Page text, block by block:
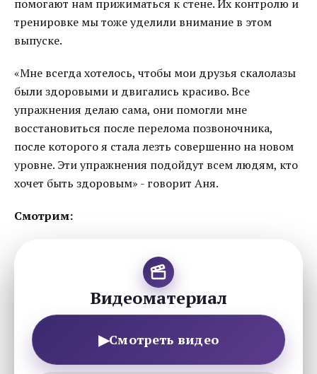
помогают нам прижиматься к стене. Их контролю и
тренировке мы тоже уделили внимание в этом
выпуске.
«Мне всегда хотелось, чтобы мои друзья скалолазы
были здоровыми и двигались красиво. Все
упражнения делаю сама, они помогли мне
восстановиться после перелома позвоночника,
после которого я стала лезть совершенно на новом
уровне. Эти упражнения подойдут всем людям, кто
хочет быть здоровым» - говорит Аня.
Смотрим:
Видеоматериал
▶Смотреть видео